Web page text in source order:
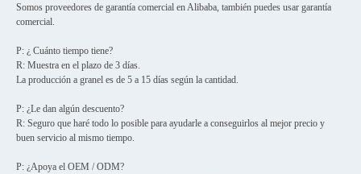
Somos proveedores de garantía comercial en Alibaba, también puedes usar garantía
comercial.
P: ¿ Cuánto tiempo tiene?
R: Muestra en el plazo de 3 días.
La producción a granel es de 5 a 15 días según la cantidad.
P: ¿Le dan algún descuento?
R: Seguro que haré todo lo posible para ayudarle a conseguirlos al mejor precio y
buen servicio al mismo tiempo.
P: ¿Apoya el OEM / ODM?